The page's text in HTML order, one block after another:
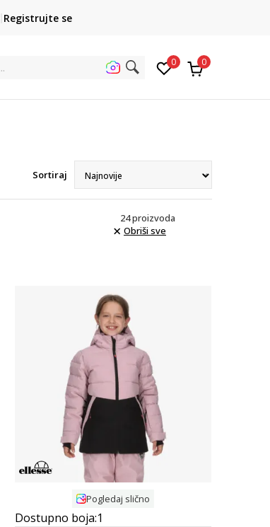
POZOVITE NAS
011 422 1422
Registrujte se
0 0
Sortiraj
24proizvoda
Obriši sve
Uporedi
Pogledaj slično
Dostupno boja:1